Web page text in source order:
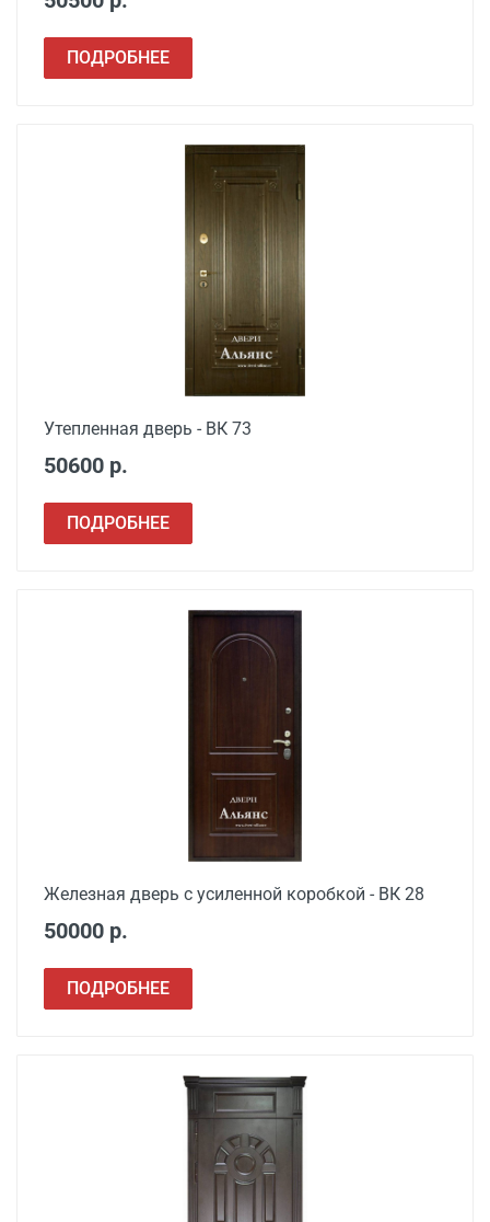
ПОДРОБНЕЕ
Утепленная дверь - ВК 73
50600 р.
ПОДРОБНЕЕ
Железная дверь с усиленной коробкой - ВК 28
50000 р.
ПОДРОБНЕЕ